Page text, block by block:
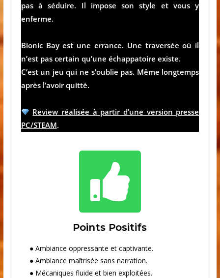
pas à séduire. Il impose son style et vous y
enferme.
Bionic Bayest une errance. Une traversée où il
n’est pas certain qu’une échappatoire existe.
C’est un jeu qui ne s’oublie pas. Même longtemps
après l’avoir quitté.
Review réalisée à partir d’une version presse
PC/STEAM.
Points Positifs
● Ambiance oppressante et captivante.
● Ambiance maîtrisée sans narration.
● Mécaniques fluide et bien exploitées.